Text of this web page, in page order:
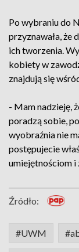
Po wybraniu do
przyznawała, że
ich tworzenia.
kobiety w
znajdują się
- Mam nadzieję,
poradzą sobie,
wyobraźnia nie
postępujecie
umiejętnościom i
Źródło:
#UWM